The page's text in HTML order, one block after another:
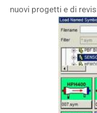
nuovi progetti e di